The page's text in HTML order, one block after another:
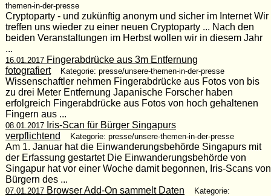
themen-in-der-presse
Cryptoparty - und zukünftig anonym und sicher im Internet Wir
treffen uns wieder zu einer neuen Cryptoparty ... Nach den
beiden Veranstaltungen im Herbst wollen wir in diesem Jahr
...
16.01.2017Fingerabdrücke aus 3m Entfernung
fotografiert
Kategorie: presse/unsere-themen-in-der-presse
Wissenschaftler nehmen Fingerabdrücke aus Fotos von bis
zu drei Meter Entfernung Japanische Forscher haben
erfolgreich Fingerabdrücke aus Fotos von hoch gehaltenen
Fingern aus ...
08.01.2017Iris-Scan für Bürger Singapurs
verpflichtend
Kategorie: presse/unsere-themen-in-der-presse
Am 1. Januar hat die Einwanderungsbehörde Singapurs mit
der Erfassung gestartet Die Einwanderungsbehörde von
Singapur hat vor einer Woche damit begonnen, Iris-Scans von
Bürgern des ...
07.01.2017Browser Add-On sammelt Daten
Kategorie: